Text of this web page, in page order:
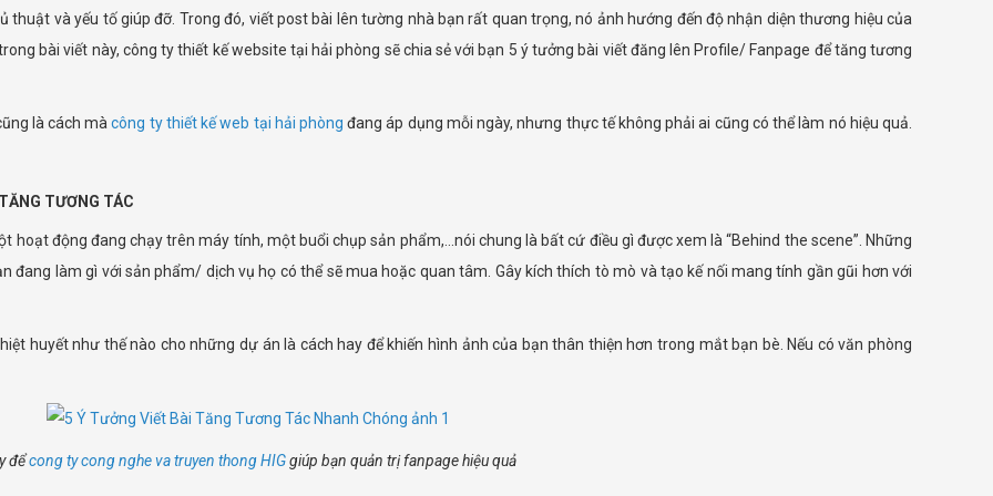
và yếu tố giúp đỡ. Trong đó, viết post bài lên tường nhà bạn rất quan trọng, nó ảnh hướng đến độ nhận diện thương hiệu của
bài viết này, công ty thiết kế website tại hải phòng sẽ chia sẻ với bạn 5 ý tưởng bài viết đăng lên Profile/ Fanpage để tăng tương
là cách màcông ty thiết kế web tại hải phòng đang áp dụng mỗi ngày, nhưng thực tế không phải ai cũng có thể làm nó hiệu quả.
TƯƠNG TÁC
hoạt động đang chạy trên máy tính, một buổi chụp sản phẩm,…nói chung là bất cứ điều gì được xem là “Behind the scene”. Những
đang làm gì với sản phẩm/ dịch vụ họ có thể sẽ mua hoặc quan tâm. Gây kích thích tò mò và tạo kế nối mang tính gần gũi hơn với
huyết như thế nào cho những dự án là cách hay để khiến hình ảnh của bạn thân thiện hơn trong mắt bạn bè. Nếu có văn phòng
đểcong ty cong nghe va truyen thong HIGgiúp bạn quản trị fanpage hiệu quả